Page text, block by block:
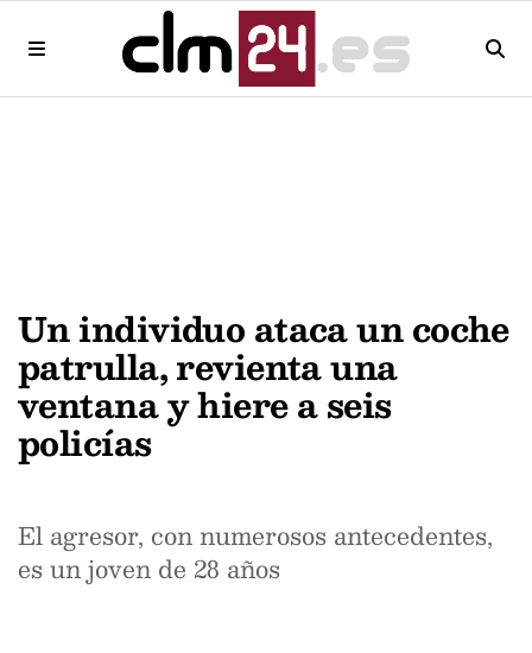
Un individuo ataca un coche
patrulla, revienta una
ventana y hiere a seis
policías
El agresor, con numerosos antecedentes,
es un joven de 28 años